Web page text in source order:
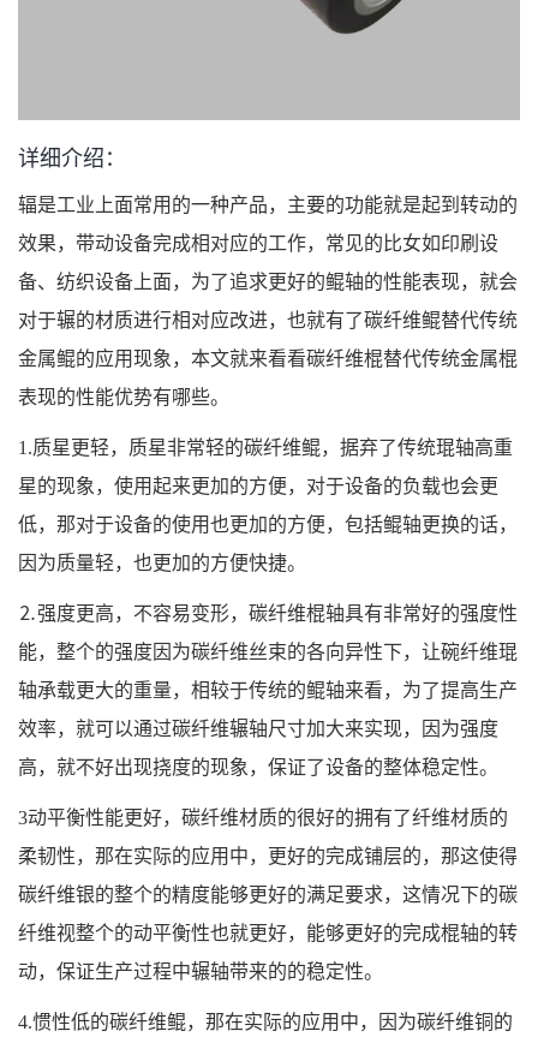
详细介绍：
辐是工业上面常用的一种产品，主要的功能就是起到转动的
效果，带动设备完成相对应的工作，常见的比女如印刷设
备、纺织设备上面，为了追求更好的鲲轴的性能表现，就会
对于辗的材质进行相对应改进，也就有了碳纤维鲲替代传统
金属鲲的应用现象，本文就来看看碳纤维棍替代传统金属棍
表现的性能优势有哪些。
1.质星更轻，质星非常轻的碳纤维鲲，据弃了传统琨轴高重
星的现象，使用起来更加的方便，对于设备的负载也会更
低，那对于设备的使用也更加的方便，包括鲲轴更换的话，
因为质量轻，也更加的方便快捷。
⒉强度更高，不容易变形，碳纤维棍轴具有非常好的强度性
能，整个的强度因为碳纤维丝束的各向异性下，让碗纤维琨
轴承载更大的重量，相较于传统的鲲轴来看，为了提高生产
效率，就可以通过碳纤维辗轴尺寸加大来实现，因为强度
高，就不好出现挠度的现象，保证了设备的整体稳定性。
3动平衡性能更好，碳纤维材质的很好的拥有了纤维材质的
柔韧性，那在实际的应用中，更好的完成铺层的，那这使得
碳纤维银的整个的精度能够更好的满足要求，这情况下的碳
纤维视整个的动平衡性也就更好，能够更好的完成棍轴的转
动，保证生产过程中辗轴带来的的稳定性。
4.惯性低的碳纤维鲲，那在实际的应用中，因为碳纤维铜的